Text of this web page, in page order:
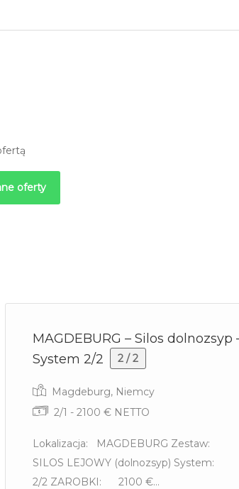
oferty
MAGDEBURG – Silos dolnozsyp
System 2/2
2 / 2
Magdeburg, Niemcy
2/1 - 2100 € NETTO
Lokalizacja: MAGDEBURG Zestaw:
SILOS LEJOWY (dolnozsyp) System:
2/2 ZAROBKI: 2100 €...